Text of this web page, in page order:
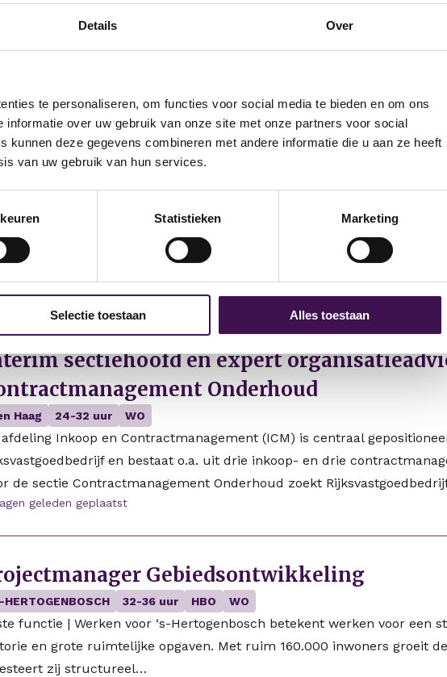
Details Over
te personaliseren, om functies voor social media te bieden en om ons
over uw gebruik van onze site met onze partners voor social
kunnen deze gegevens combineren met andere informatie die u aan ze heeft
van uw gebruik van hun services.
Statistieken Marketing
Selectie toestaan Alles toestaan
Rivierenland begeleidt mensen bij het vinden, behouden en
de locatie in Geldermalsen werken dagelijks honderden medewerkers
richting een duurzame plek…
geleden geplaatst
Financiële analyse en
aan de slag bij gemeente Krimpenerwaard, een gemeente die
werken en een solide financiële sturing binnen het sociaal
uit van…
sectiehoofd en expert
Onderhoud
Haag 24-32 uur WO
afdeling Inkoop en Contractmanagement (ICM) is centraal
en bestaat o.a. uit drie inkoop- en drie
de sectie Contractmanagement Onderhoud zoekt
geleden geplaatst
Gebiedsontwikkeling
HERTOGENBOSCH 32-36 uur HBO WO
functie | Werken voor ‘s-Hertogenbosch betekent werken voor een
en grote ruimtelijke opgaven. Met ruim 160.000 inwoners groeit
zij structureel…